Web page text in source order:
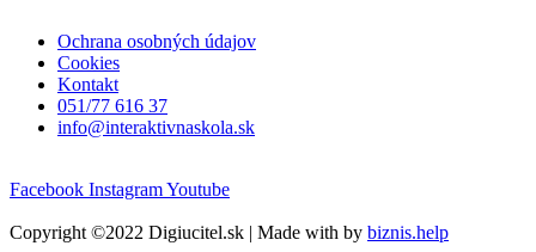
Ochrana osobných údajov
Cookies
Kontakt
051/77 616 37
info@interaktivnaskola.sk
Facebook InstagramYoutube
Copyright ©2022 Digiucitel.sk | Made with by biznis.help